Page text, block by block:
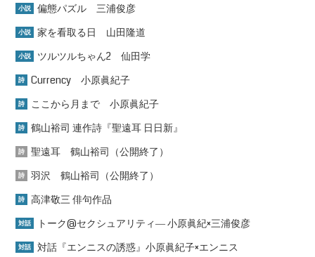
小説 偏態パズル 三浦俊彦
小説 家を看取る日 山田隆道
小説 ツルツルちゃん2 仙田学
詩 Currency 小原眞紀子
詩 ここから月まで 小原眞紀子
詩 鶴山裕司 連作詩『聖遠耳 日日新』
詩 聖遠耳 鶴山裕司（公開終了）
詩 羽沢 鶴山裕司（公開終了）
詩 高津敬三 俳句作品
対話 トーク@セクシュアリティ― 小原眞紀×三浦俊彦
対話 対話『エンニスの誘惑』小原眞紀子×エンニス